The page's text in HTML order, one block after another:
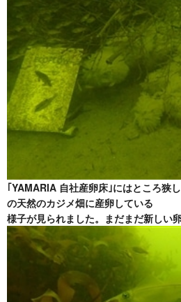
｢YAMARIA 自社産卵床｣にはところ狭
の天然のカジメ畑に産卵している
様子が見られました。まだまだ新しい